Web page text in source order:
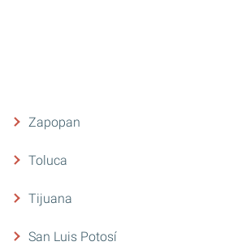
Zapopan
Toluca
Tijuana
San Luis Potosí